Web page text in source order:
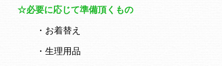
☆必要に応じて準備頂くもの
・お着替え
・生理用品